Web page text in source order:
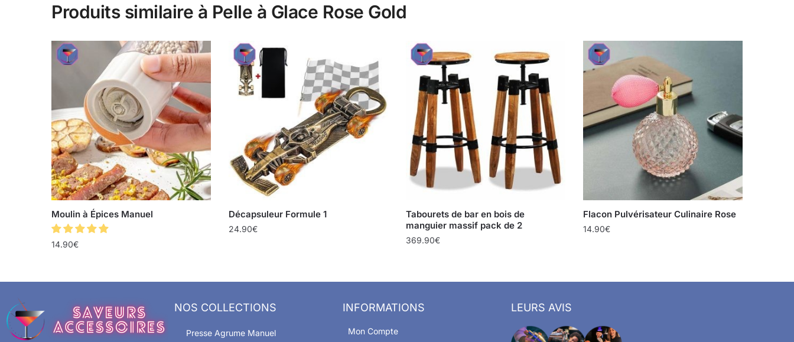
Produits similaire à Pelle à Glace Rose Gold
Moulin à Épices Manuel
14.90€
Décapsuleur Formule 1
24.90€
Tabourets de bar en bois de
manguier massif pack de 2
369.90€
Flacon Pulvérisateur Culinaire Rose
14.90€
NOS COLLECTIONS
Presse Agrume Manuel
INFORMATIONS
Mon Compte
LEURS AVIS